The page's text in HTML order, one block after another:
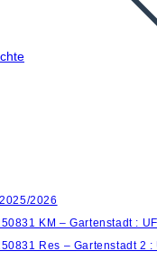
2026
KM – Gartenstadt :
Res – Gartenstadt 2 :